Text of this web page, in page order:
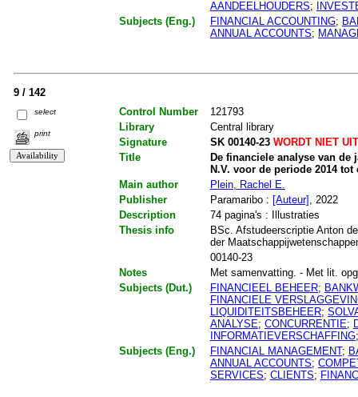
AANDEELHOUDERS;
Subjects (Eng.)
FINANCIAL ACCOUNTING;
ANNUAL ACCOUNTS;
9 / 142
select
print
Control Number
121793
Library
Central library
Signature
SK 00140-23WORDT NIET
Title
De financiele analyse van de
N.V. voor de periode 2014 tot
Main author
Plein, Rachel E.
Publisher
Paramaribo : [Auteur]
, 2022
Description
74 pagina's : Illustraties
Thesis info
BSc. Afstudeerscriptie Anton
der
00140-23
Notes
Met samenvatting. - Met lit.
Subjects (Dut.)
FINANCIEEL BEHEER;
FINANCIELE
LIQUIDITEITSBEHEER;
ANALYSE; CONCURRENTIE;
INFORMATIEVERSCHAFFING
Subjects (Eng.)
FINANCIAL MANAGEMENT;
ANNUAL ACCOUNTS;
SERVICES; CLIENTS;